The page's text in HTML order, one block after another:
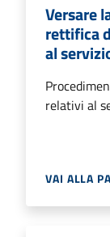
Versare
rettifica
al
relativi al
VAI ALLA